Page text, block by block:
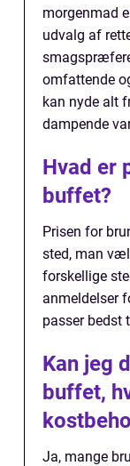
morgenmad
udvalg af
omfattende
kan nyde alt
dampende
Hvad er
buffet?
Prisen for
sted, man
forskellige
anmeldelser
passer bedst
Kan jeg
buffet,
Ja, mange